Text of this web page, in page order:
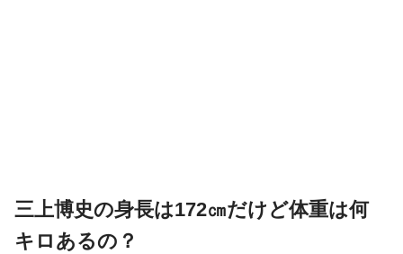
三上博史の身長は172㎝だけど体重は何
キロあるの？